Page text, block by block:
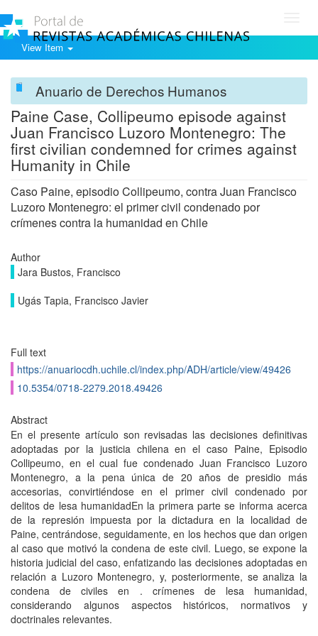
View Item
Anuario de Derechos Humanos
Paine Case, Collipeumo episode against
Juan Francisco Luzoro Montenegro: The
first civilian condemned for crimes against
Humanity in Chile
Caso Paine, episodio Collipeumo, contra Juan Francisco
Luzoro Montenegro: el primer civil condenado por
crímenes contra la humanidad en Chile
Author
Jara Bustos, Francisco
Ugás Tapia, Francisco Javier
Full text
https://anuariocdh.uchile.cl/index.php/ADH/article/view/49426
10.5354/0718-2279.2018.49426
Abstract
En el presente artículo son revisadas las decisiones definitivas
adoptadas por la justicia chilena en el caso Paine, Episodio
Collipeumo, en el cual fue condenado Juan Francisco Luzoro
Montenegro, a la pena única de 20 años de presidio más
accesorias, convirtiéndose en el primer civil condenado por
delitos de lesa humanidadEn la primera parte se informa acerca
de la represión impuesta por la dictadura en la localidad de
Paine, centrándose, seguidamente, en los hechos que dan origen
al caso que motivó la condena de este civil. Luego, se expone la
historia judicial del caso, enfatizando las decisiones adoptadas en
relación a Luzoro Montenegro, y, posteriormente, se analiza la
condena de civiles en . crímenes de lesa humanidad,
considerando algunos aspectos históricos, normativos y
doctrinales relevantes.